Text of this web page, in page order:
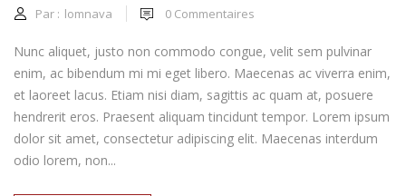
Par : lomnava 0 Commentaires
Nunc aliquet, justo non commodo congue, velit sem pulvinar
enim, ac bibendum mi mi eget libero. Maecenas ac viverra enim,
et laoreet lacus. Etiam nisi diam, sagittis ac quam at, posuere
hendrerit eros. Praesent aliquam tincidunt tempor. Lorem ipsum
dolor sit amet, consectetur adipiscing elit. Maecenas interdum
odio lorem, non...